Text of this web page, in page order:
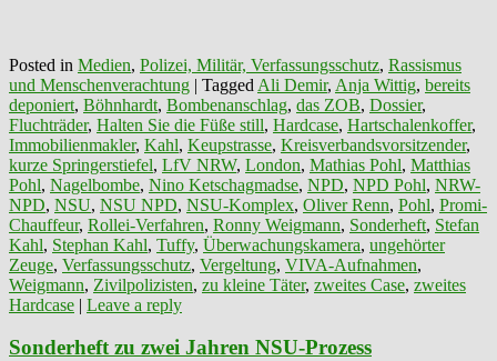
Posted in Medien, Polizei, Militär, Verfassungsschutz, Rassismus
und Menschenverachtung | Tagged Ali Demir, Anja Wittig, bereits
deponiert, Böhnhardt, Bombenanschlag, das ZOB, Dossier,
Fluchträder, Halten Sie die Füße still, Hardcase, Hartschalenkoffer,
Immobilienmakler, Kahl, Keupstrasse, Kreisverbandsvorsitzender,
kurze Springerstiefel, LfV NRW, London, Mathias Pohl, Matthias
Pohl, Nagelbombe, Nino Ketschagmadse, NPD, NPD Pohl, NRW-
NPD, NSU, NSU NPD, NSU-Komplex, Oliver Renn, Pohl, Promi-
Chauffeur, Rollei-Verfahren, Ronny Weigmann, Sonderheft, Stefan
Kahl, Stephan Kahl, Tuffy, Überwachungskamera, ungehörter
Zeuge, Verfassungsschutz, Vergeltung, VIVA-Aufnahmen,
Weigmann, Zivilpolizisten, zu kleine Täter, zweites Case, zweites
Hardcase | Leave a reply
Sonderheft zu zwei Jahren NSU-Prozess